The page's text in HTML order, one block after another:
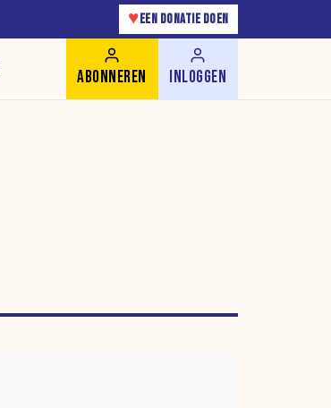
♥ EEN DONATIE DOEN
ABONNEREN INLOGGEN